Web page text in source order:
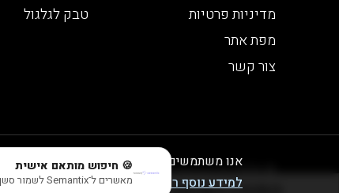
מדיניות פרטיות
מפת אתר
צור קשר
טבק לגלגול
אנו משתמשים בעוגיות לצורך תפעול האתר,
למידע נוסף ראו במדיניות הפרטיות שלנו
🍪 חיפוש מותאם אישית
מאשרים ל־Semantix לשמור סשן לשיפור התוצאות? (בלי אישור עדיין תראה תוצאות חכמות, פשוט בלי session)